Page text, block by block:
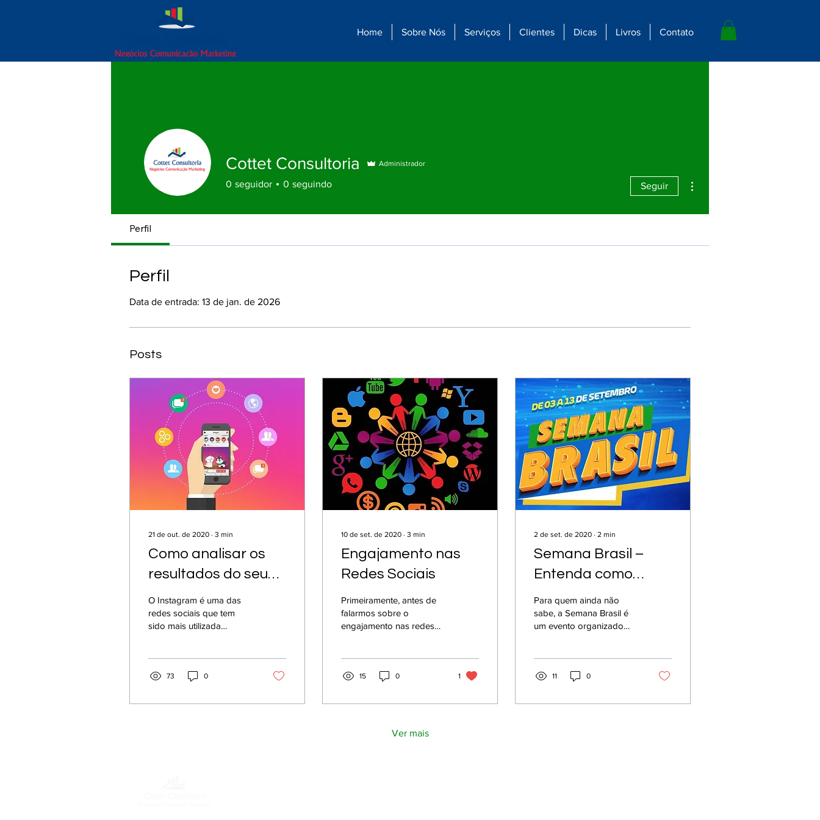
Home Sobre Nós Serviços Clientes Dicas Livros Contato
Cottet Consultoria Administrador
0 seguidor 0 seguindo Seguir
Perfil
Perfil
Data de entrada: 13 de jan. de 2026
Posts
21 de out. de 2020 ∙ 3 min
Como analisar os
resultados do seu
Instagram
O Instagram é uma das
redes sociais que tem
sido mais utilizada
como...
73 0
10 de set. de 2020 ∙ 3 min
Engajamento nas
Redes Sociais
Primeiramente, antes de
falarmos sobre o
engajamento nas redes
15 0 1
2 de set. de 2020 ∙ 2 min
Semana Brasil –
Entenda como
funciona e
aproveite este mote
para alavancar
suas vendas!
Para quem ainda não
sabe, a Semana Brasil é
um evento organizado
11 0
Ver mais